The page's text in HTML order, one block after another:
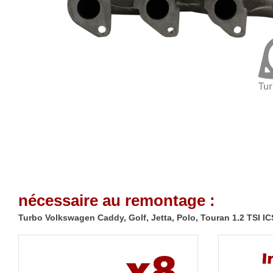
nécessaire au remontage :
Turbo Volkswagen Caddy, Golf, Jetta, Polo, Touran 1.2 TSI